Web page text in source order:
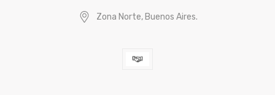
Zona Norte, Buenos Aires.